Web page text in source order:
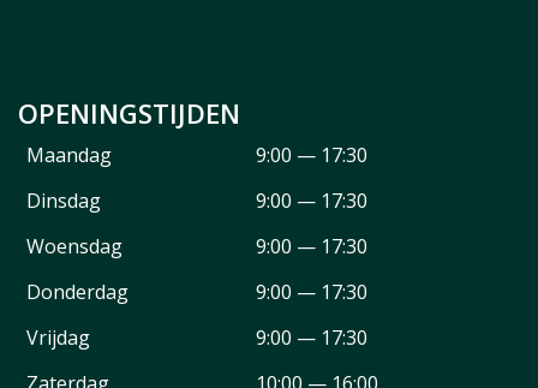
OPENINGSTIJDEN
Maandag
9:00 — 17:30
Dinsdag
9:00 — 17:30
Woensdag
9:00 — 17:30
Donderdag
9:00 — 17:30
Vrijdag
9:00 — 17:30